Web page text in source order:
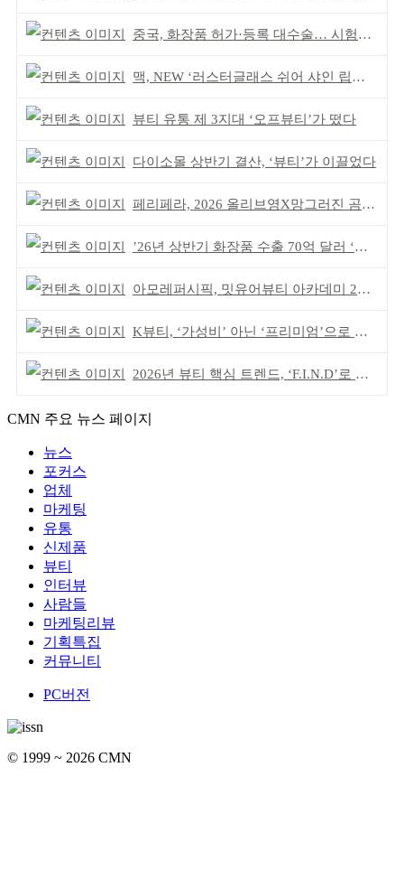
중국, 화장품 허가·등록 대수술… 시험자료 공용 허용
맥, NEW ‘러스터글래스 쉬어 샤인 립스틱’ 출시
뷰티 유통 제 3지대 ‘오프뷰티’가 떴다
다이소몰 상반기 결산, ‘뷰티’가 이끌었다
페리페라, 2026 올리브영X망그러진 곰 콜라보
’26년 상반기 화장품 수출 70억 달러 ‘역대 최고’
아모레퍼시픽, 밋유어뷰티 아카데미 2기 발대식
K뷰티, ‘가성비’ 아닌 ‘프리미엄’으로 승부걸어야
2026년 뷰티 핵심 트렌드, ‘F.I.N.D’로 읽는다
CMN 주요 뉴스 페이지
뉴스
포커스
업체
마케팅
유통
신제품
뷰티
인터뷰
사람들
마케팅리뷰
기획특집
커뮤니티
PC버전
© 1999 ~ 2026 CMN